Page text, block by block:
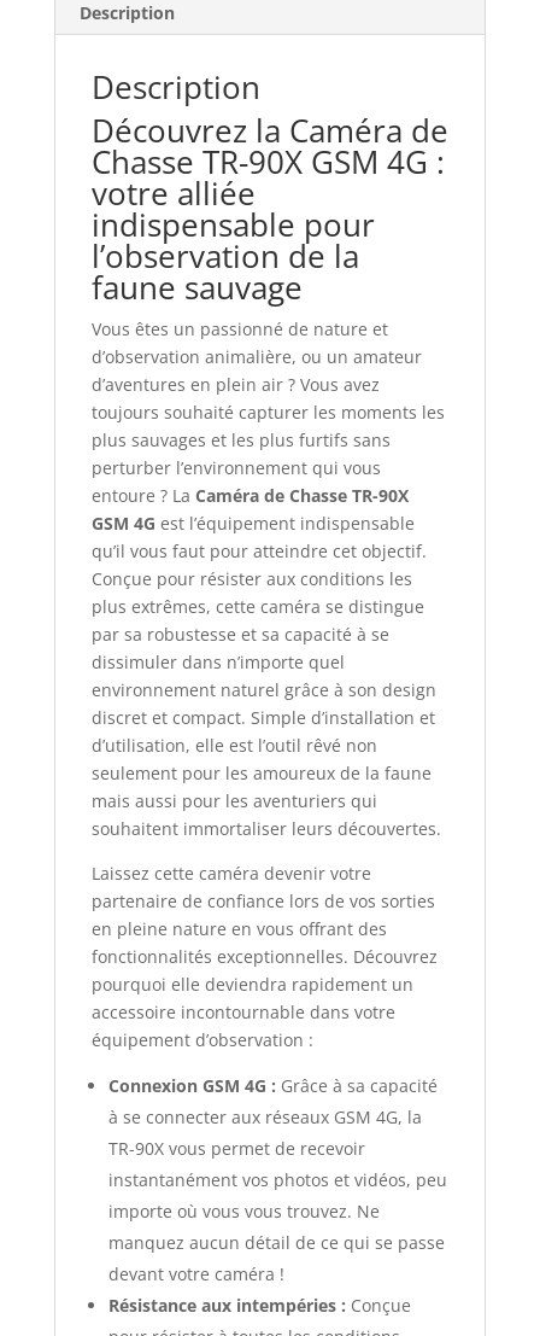
Description
Description
Découvrez la Caméra de
Chasse TR-90X GSM 4G :
votre alliée
indispensable pour
l’observation de la
faune sauvage
Vous êtes un passionné de nature et
d’observation animalière, ou un amateur
d’aventures en plein air ? Vous avez
toujours souhaité capturer les moments les
plus sauvages et les plus furtifs sans
perturber l’environnement qui vous
entoure ? La Caméra de Chasse TR-90X
GSM 4G est l’équipement indispensable
qu’il vous faut pour atteindre cet objectif.
Conçue pour résister aux conditions les
plus extrêmes, cette caméra se distingue
par sa robustesse et sa capacité à se
dissimuler dans n’importe quel
environnement naturel grâce à son design
discret et compact. Simple d’installation et
d’utilisation, elle est l’outil rêvé non
seulement pour les amoureux de la faune
mais aussi pour les aventuriers qui
souhaitent immortaliser leurs découvertes.
Laissez cette caméra devenir votre
partenaire de confiance lors de vos sorties
en pleine nature en vous offrant des
fonctionnalités exceptionnelles. Découvrez
pourquoi elle deviendra rapidement un
accessoire incontournable dans votre
équipement d’observation :
Connexion GSM 4G : Grâce à sa capacité
à se connecter aux réseaux GSM 4G, la
TR-90X vous permet de recevoir
instantanément vos photos et vidéos, peu
importe où vous vous trouvez. Ne
manquez aucun détail de ce qui se passe
devant votre caméra !
Résistance aux intempéries : Conçue